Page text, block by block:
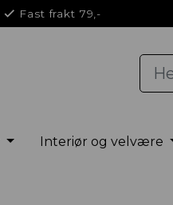
Fast frakt 79,-
Interiør og velvære